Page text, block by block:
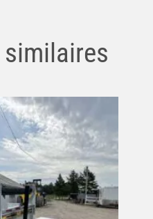
similaires